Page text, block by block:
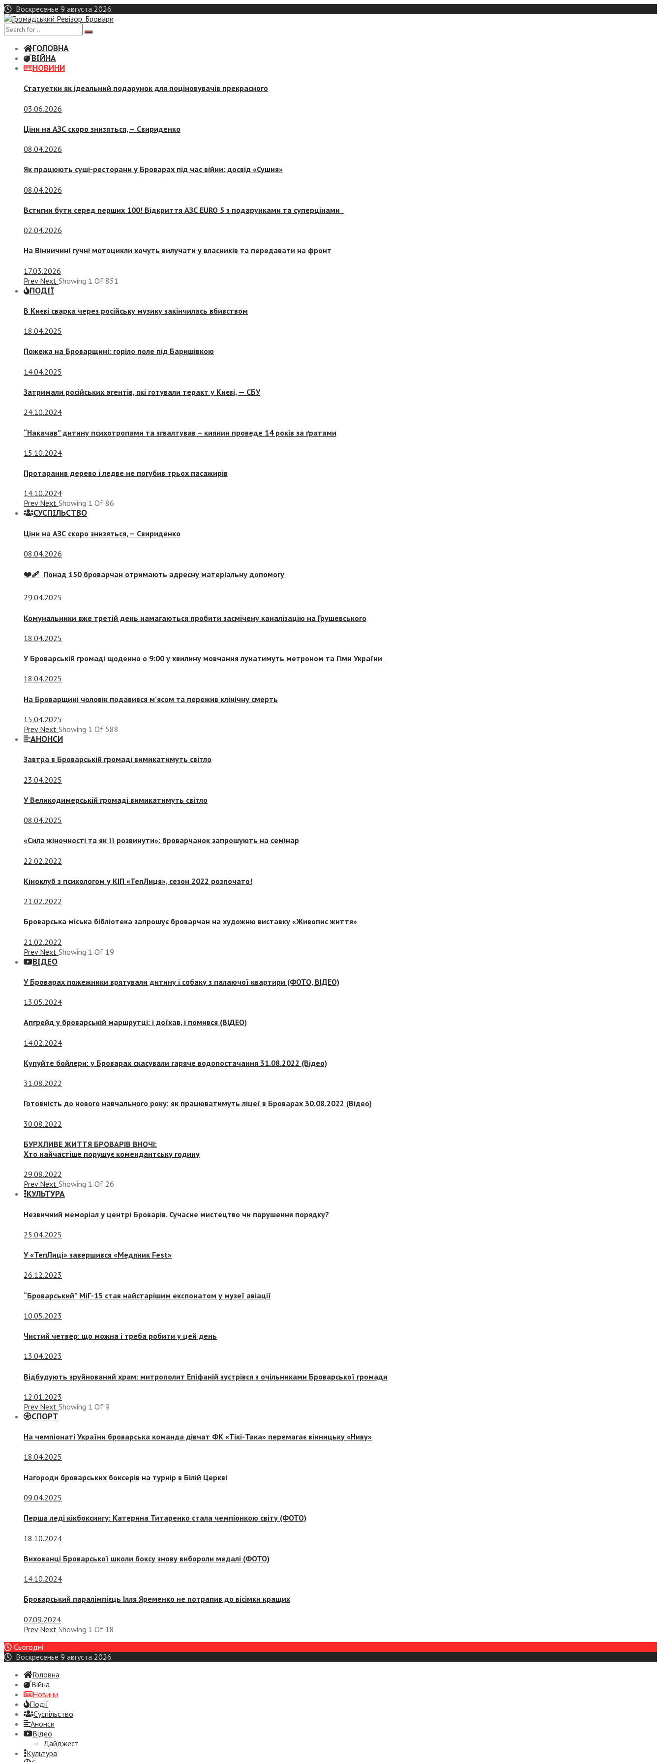
Skip
to
content
Воскресенье 9 августа 2026
ГОЛОВНА
ВІЙНА
НОВИНИ
Статуетки як ідеальний подарунок для поціновувачів прекрасного
03.06.2026
Ціни на АЗС скоро знизяться, – Свириденко
08.04.2026
Як працюють суші-ресторани у Броварах під час війни: досвід «Сушия»
08.04.2026
Встигни бути серед перших 100! Відкриття АЗС EURO 5 з подарунками та суперцінами
02.04.2026
На Вінничині гучні мотоцикли хочуть вилучати у власників та передавати на фронт
17.03.2026
Prev Next Showing 1 Of 851
ПОДІЇ
В Києві сварка через російську музику закінчилась вбивством
18.04.2025
Пожежа на Броварщині: горіло поле під Баришівкою
14.04.2025
Затримали російських агентів, які готували теракт у Києві, — СБУ
24.10.2024
“Накачав” дитину психотропами та згвалтував – киянин проведе 14 років за ґратами
15.10.2024
Протаранив дерево і ледве не погубив трьох пасажирів
14.10.2024
Prev Next Showing 1 Of 86
СУСПIЛЬСТВО
Ціни на АЗС скоро знизяться, – Свириденко
08.04.2026
❤️‍🩹 Понад 150 броварчан отримають адресну матеріальну допомогу
29.04.2025
Комунальники вже третій день намагаються пробити засмічену каналізацію на Грушевського
18.04.2025
У Броварській громаді щоденно о 9:00 у хвилину мовчання лунатимуть метроном та Гімн України
18.04.2025
На Броварщині чоловік подавився м’ясом та пережив клінічну смерть
15.04.2025
Prev Next Showing 1 Of 588
АНОНСИ
Завтра в Броварській громаді вимикатимуть світло
23.04.2025
У Великодимерській громаді вимикатимуть світло
08.04.2025
«Сила жіночності та як її розвинути»: броварчанок запрошують на семінар
22.02.2022
Кіноклуб з психологом у КІП «ТепЛиця», сезон 2022 розпочато!
21.02.2022
Броварська міська бібліотека запрошує броварчан на художню виставку «Живопис життя»
21.02.2022
Prev Next Showing 1 Of 19
ВІДЕО
У Броварах пожежники врятували дитину і собаку з палаючої квартири (ФОТО, ВІДЕО)
13.05.2024
Апгрейд у броварській маршрутці: і доїхав, і помився (ВІДЕО)
14.02.2024
Купуйте бойлери: у Броварах скасували гаряче водопостачання 31.08.2022 (Відео)
31.08.2022
Готовність до нового навчального року: як працюватимуть ліцеї в Броварах 30.08.2022 (Відео)
30.08.2022
БУРХЛИВЕ ЖИТТЯ БРОВАРІВ ВНОЧІ:
Хто найчастіше порушує комендантську годину
29.08.2022
Prev Next Showing 1 Of 26
КУЛЬТУРА
Незвичний меморіал у центрі Броварів. Сучасне мистецтво чи порушення порядку?
25.04.2025
У «ТепЛиці» завершився «Медяник Fest»
26.12.2023
“Броварський” МіГ-15 став найстарішим експонатом у музеї авіації
10.05.2023
Чистий четвер: що можна і треба робити у цей день
13.04.2023
Відбудують зруйнований храм: митрополит Епіфаній зустрівся з очільниками Броварської громади
12.01.2023
Prev Next Showing 1 Of 9
СПОРТ
На чемпіонаті України броварська команда дівчат ФК «Тікі-Така» перемагає вінницьку «Ниву»
18.04.2025
Нагороди броварських боксерів на турнір в Білій Церкві
09.04.2025
Перша леді кікбоксингу: Катерина Титаренко стала чемпіонкою світу (ФОТО)
18.10.2024
Вихованці Броварської школи боксу знову вибороли медалі (ФОТО)
14.10.2024
Броварський паралімпієць Ілля Яременко не потрапив до вісімки кращих
07.09.2024
Prev Next Showing 1 Of 18
Сьогодні
Воскресенье 9 августа 2026
Головна
Війна
Новини
Події
Суспiльство
Анонси
Відео
Дайджест
Культура